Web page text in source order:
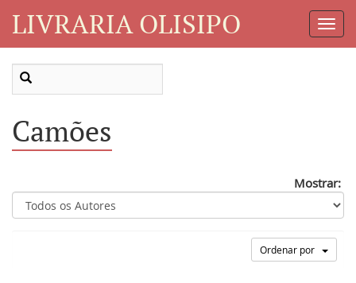
LIVRARIA OLISIPO
Camões
Mostrar:
Ordenar por